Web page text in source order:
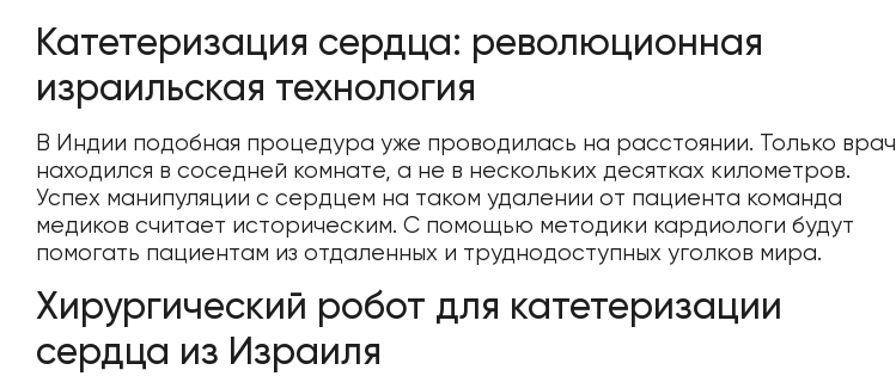
Катетеризация сердца: революционная
израильская технология
В Индии подобная процедура уже проводилась на расстоянии. Только врач
находился в соседней комнате, а не в нескольких десятках километров.
Успех манипуляции с сердцем на таком удалении от пациента команда
медиков считает историческим. С помощью методики кардиологи будут
помогать пациентам из отдаленных и труднодоступных уголков мира.
Хирургический робот для катетеризации
сердца из Израиля